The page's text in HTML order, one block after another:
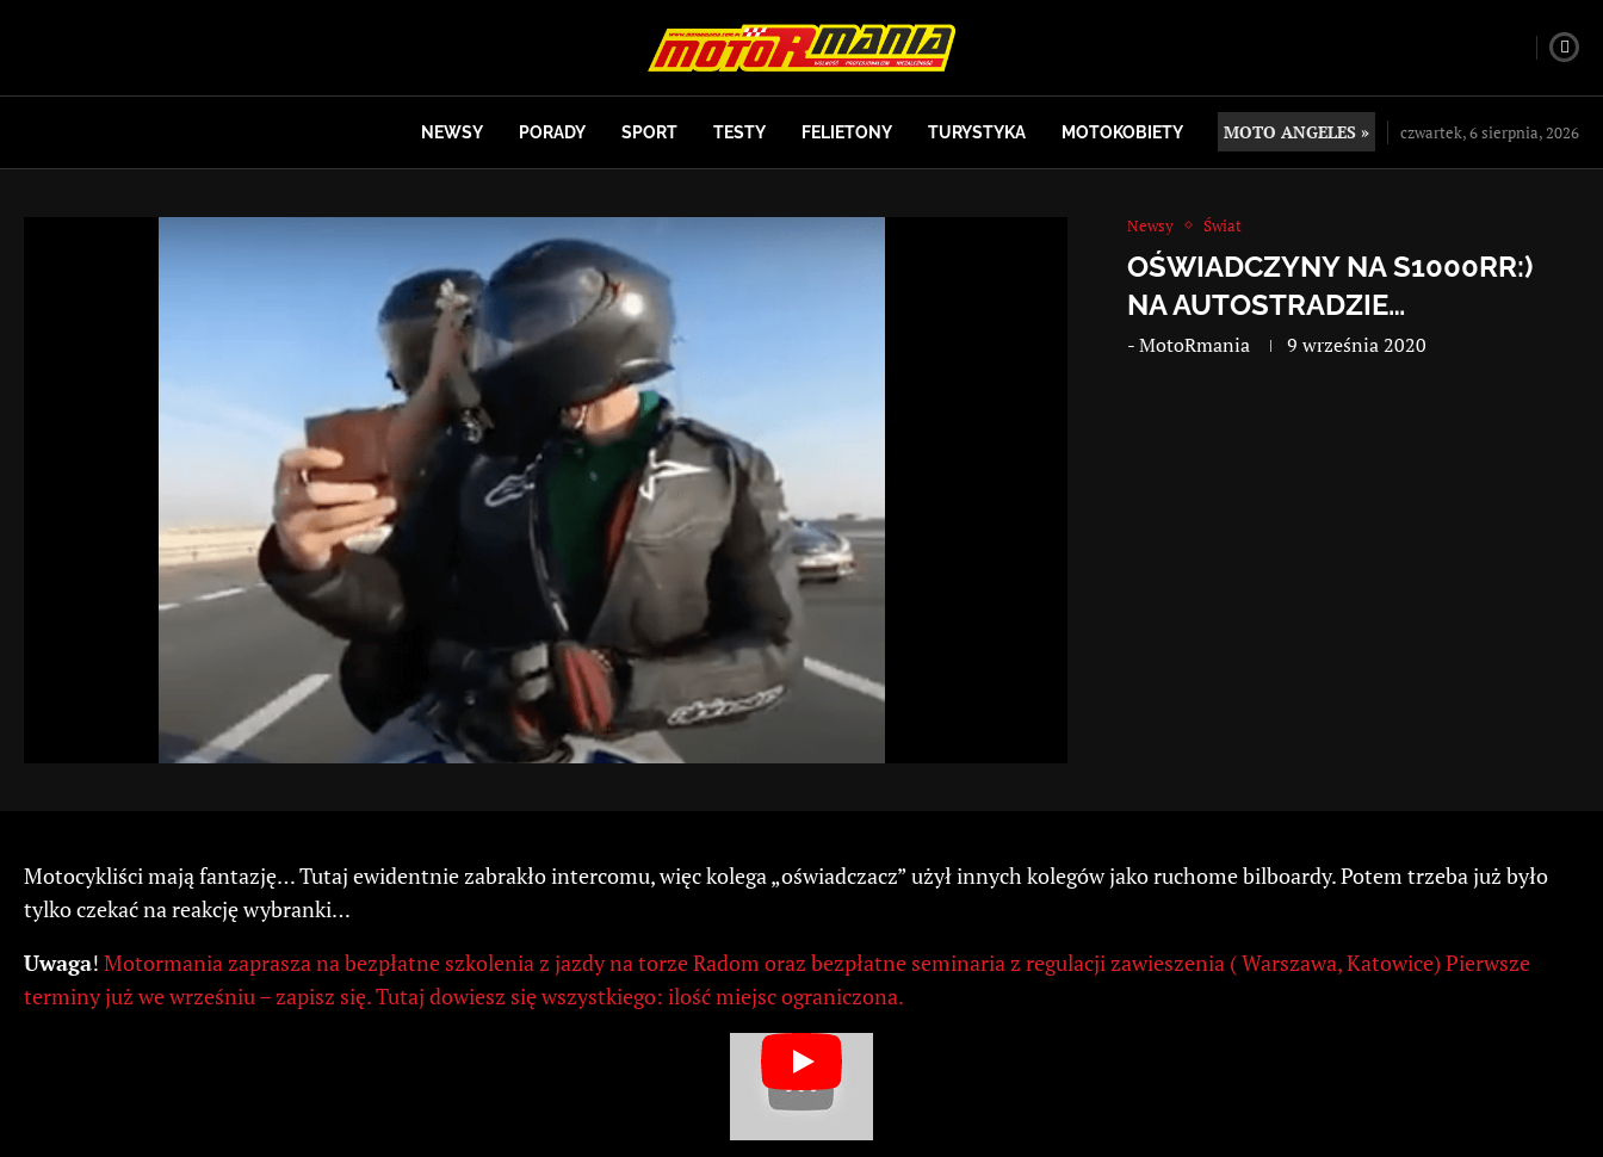
NEWSY PORADY SPORT TESTY FELIETONY TURYSTYKA MOTOKOBIETY MOTO ANGELES » czwartek, 6 sierpnia, 2026
Newsy Świat
OŚWIADCZYNY NA S1000RR:)
NA AUTOSTRADZIE…
-MotoRmania 9 września 2020
Motocykliści mają fantazję… Tutaj ewidentnie zabrakło intercomu, więc kolega „oświadczacz” użył innych kolegów jako ruchome bilboardy. Potem trzeba już było
tylko czekać na reakcję wybranki…
Uwaga! Motormania zaprasza na bezpłatne szkolenia z jazdy na torze Radom oraz bezpłatne seminaria z regulacji zawieszenia ( Warszawa, Katowice) Pierwsze
terminy już we wrześniu – zapisz się. Tutaj dowiesz się wszystkiego: ilość miejsc ograniczona.